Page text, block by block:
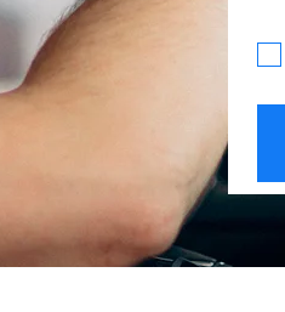
Госпрограммы